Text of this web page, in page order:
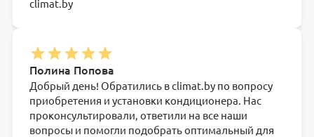
climat.by
Полина Попова
Добрый день! Обратились в climat.by по вопросу
приобретения и установки кондиционера. Нас
проконсультировали, ответили на все наши
вопросы и помогли подобрать оптимальный для